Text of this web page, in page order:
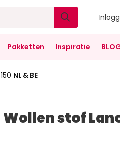
Pakketten Inspiratie BLOG
NL & BE
Wollen stof